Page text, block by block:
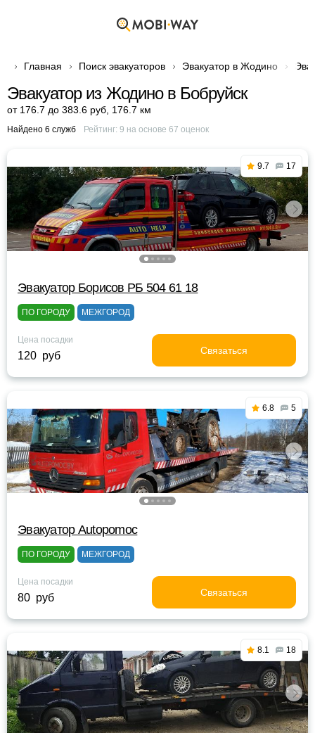
Главная Поиск эвакуаторов Эвакуатор в Жодино
Эвакуатор из Жодино в Бобруйск
от 176.7 до 383.6 руб 176.7 км
Найдено 6 служб Рейтинг: 9 на основе 67 оценок
9.7 17
Эвакуатор Борисов РБ 504 61 18
ПО ГОРОДУ МЕЖГОРОД
Цена посадки
120 руб Связаться
6.8 5
Эвакуатор Autopomoc
ПО ГОРОДУ МЕЖГОРОД
Цена посадки
80 руб Связаться
8.1 18